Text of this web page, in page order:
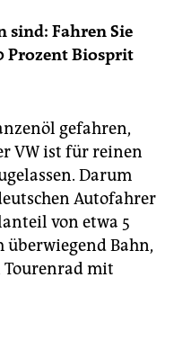
sind: Fahren Sie
Prozent Biosprit
gefahren,
VW ist für reinen
Darum
Autofahrer
von etwa 5
überwiegend Bahn,
Tourenrad mit